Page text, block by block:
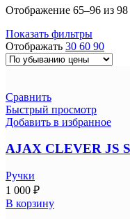
Отображение 65–96 из 98
Показать фильтры
Отображать 30 60 90
Сравнить
Быстрый просмотр
Добавить в избранное
AJAX CLEVER JS
Ручки
1 000 ₽
В корзину